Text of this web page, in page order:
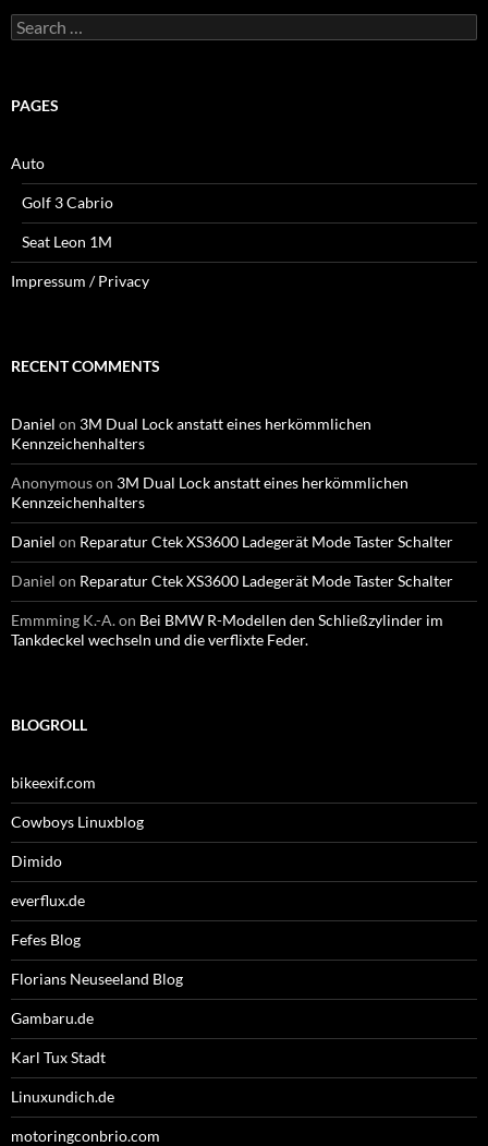
Search
for:
PAGES
Auto
Golf 3 Cabrio
Seat Leon 1M
Impressum / Privacy
RECENT COMMENTS
Daniel on 3M Dual Lock anstatt eines herkömmlichen
Kennzeichenhalters
Anonymouson 3M Dual Lock anstatt eines herkömmlichen
Kennzeichenhalters
Daniel on Reparatur Ctek XS3600 Ladegerät Mode Taster Schalter
Daniel on Reparatur Ctek XS3600 Ladegerät Mode Taster Schalter
Emmming K.-A.on Bei BMW R-Modellen den Schließzylinder im
Tankdeckel wechseln und die verflixte Feder.
BLOGROLL
bikeexif.com
Cowboys Linuxblog
Dimido
everflux.de
Fefes Blog
Florians Neuseeland Blog
Gambaru.de
Karl Tux Stadt
Linuxundich.de
motoringconbrio.com